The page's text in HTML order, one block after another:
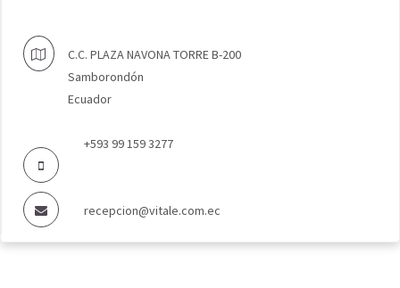
C.C. PLAZA NAVONA TORRE B-200
Samborondón
Ecuador
+593 99 159 3277
recepcion@vitale.com.ec